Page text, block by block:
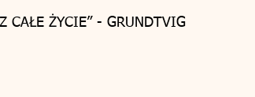
CAŁE ŻYCIE” - GRUNDTVIG